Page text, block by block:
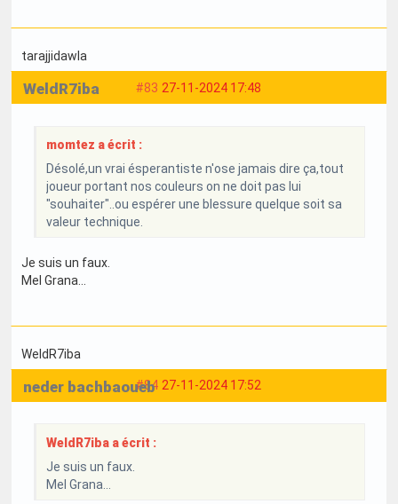
tarajjidawla
#83 27-11-2024 17:48
WeldR7iba
momtez a écrit :
Désolé,un vrai ésperantiste n'ose jamais dire ça,tout
joueur portant nos couleurs on ne doit pas lui
"souhaiter"..ou espérer une blessure quelque soit sa
valeur technique.
Je suis un faux.
Mel Grana...
WeldR7iba
#84 27-11-2024 17:52
neder bachbaoueb
WeldR7iba a écrit :
Je suis un faux.
Mel Grana...